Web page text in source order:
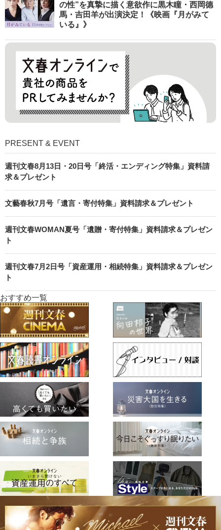
の性”を真摯に描く意欲作に黒木瞳・西岡德
馬・吉田羊が出演決定！《映画『月がみて
いる』》
PRESENT & EVENT
週刊文春8月13日・20日号「終活・エンディング特集」資料請
求＆プレゼント
文藝春秋7月号「遺言・寄付特集」資料請求＆プレゼント
週刊文春WOMAN夏号「遺贈・寄付特集」資料請求＆プレゼン
ト
週刊文春7月2日号「資産運用・相続特集」資料請求＆プレゼン
ト
おすすめ一覧